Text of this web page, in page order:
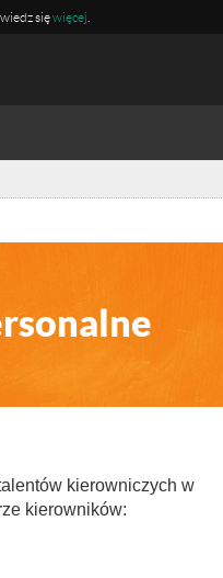
sięwięcej
kierowniczych w
kierowników: